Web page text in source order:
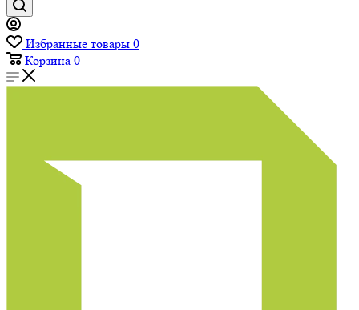
Избранные товары 0
Корзина 0